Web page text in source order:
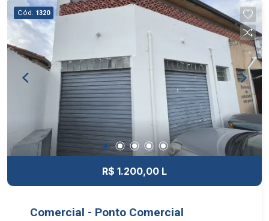
Cód. 1320
R$ 1.200,00 L
Comercial - Ponto Comercial